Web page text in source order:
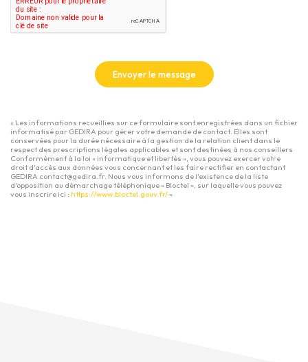
Envoyer le message
« Les informations recueillies sur ce formulaire sont enregistrées dans un fichier
informatisé par GEDIRA pour gérer votre demande de contact. Elles sont
conservées pour la durée nécessaire à la gestion de la relation client dans le
respect des prescriptions légales applicables et sont destinées à nos conseillers
Conformément à la loi « informatique et libertés », vous pouvez exercer votre
droit d'accès aux données vous concernant et les faire rectifier en contactant
GEDIRA contact@gedira.fr. Nous vous informons de l'existence de la liste
d'opposition au démarchage téléphonique « Bloctel », sur laquelle vous pouvez
vous inscrire ici : https://www.bloctel.gouv.fr/»